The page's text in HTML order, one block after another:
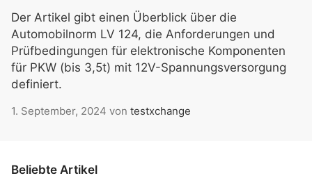
Der Artikel gibt einen Überblick über die
Automobilnorm LV 124, die Anforderungen und
Prüfbedingungen für elektronische Komponenten
für PKW (bis 3,5t) mit 12V-Spannungsversorgung
definiert.
1. September, 2024 von testxchange
Beliebte Artikel